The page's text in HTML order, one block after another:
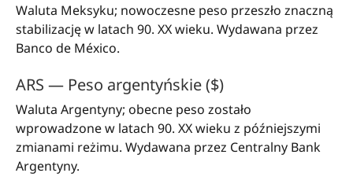
Waluta Meksyku; nowoczesne peso przeszło znaczną
stabilizację w latach 90. XX wieku. Wydawana przez
Banco de México.
ARS — Peso argentyńskie ($)
Waluta Argentyny; obecne peso zostało
wprowadzone w latach 90. XX wieku z późniejszymi
zmianami reżimu. Wydawana przez Centralny Bank
Argentyny.